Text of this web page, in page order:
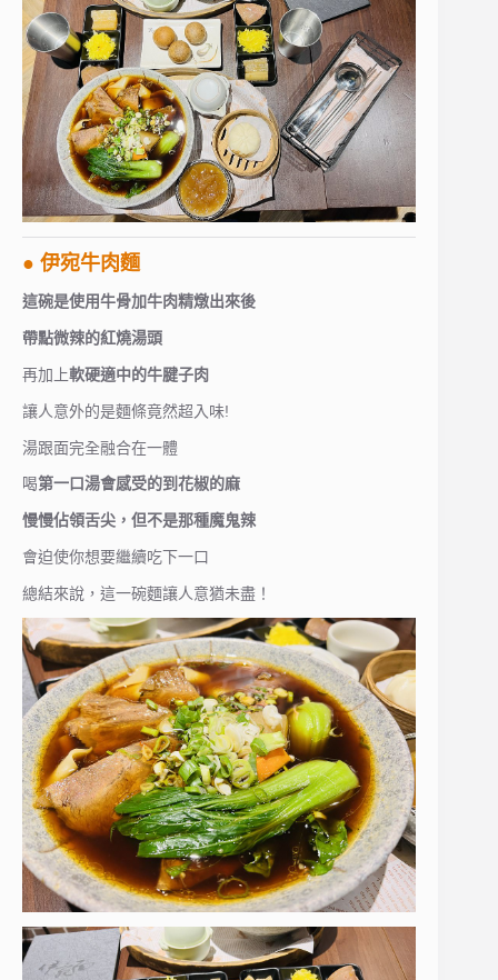
● 伊宛牛肉麵
這碗是使用牛骨加牛肉精燉出來後
帶點微辣的紅燒湯頭
再加上軟硬適中的牛腱子肉
讓人意外的是麵條竟然超入味!
湯跟面完全融合在一體
喝第一口湯會感受的到花椒的麻
慢慢佔領舌尖，但不是那種魔鬼辣
會迫使你想要繼續吃下一口
總結來說，這一碗麵讓人意猶未盡！